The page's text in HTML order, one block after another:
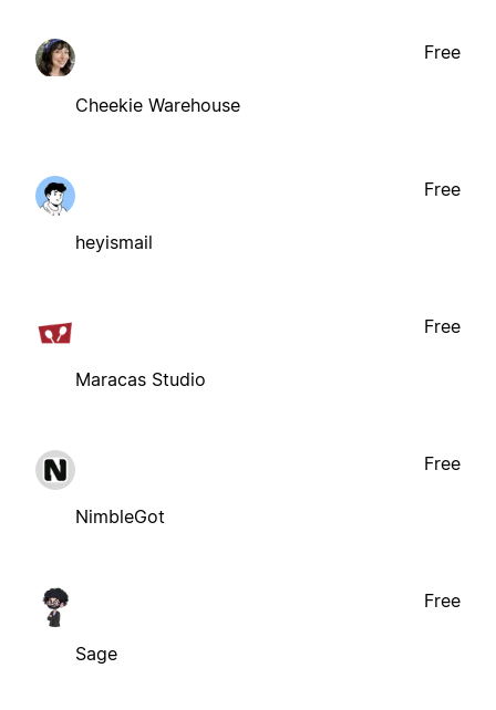
Cheekie Warehouse
Free
heyismail
Free
Maracas Studio
Free
NimbleGot
Free
Sage
Free